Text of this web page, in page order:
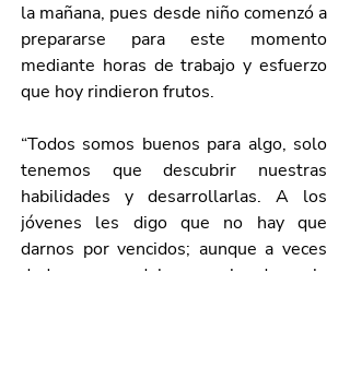
la mañana, pues desde niño comenzó a
prepararse para este momento
mediante horas de trabajo y esfuerzo
que hoy rindieron frutos.
“Todos somos buenos para algo, solo
tenemos que descubrir nuestras
habilidades y desarrollarlas. A los
jóvenes les digo que no hay que
darnos por vencidos; aunque a veces
dudemos, no debemos abandonar la